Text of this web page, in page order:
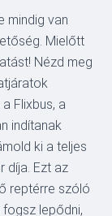
mindig van
Mielőtt
Nézd meg
Flixbus, a
indítanak
ki a teljes
díja. Ezt az
reptérre szóló
lepődni,